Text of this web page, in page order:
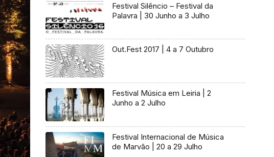
Festival Silêncio – Festival da
Palavra | 30 Junho a 3 Julho
Out.Fest 2017 | 4 a 7 Outubro
Festival Música em Leiria | 2
Junho a 2 Julho
Festival Internacional de Música
de Marvão | 20 a 29 Julho